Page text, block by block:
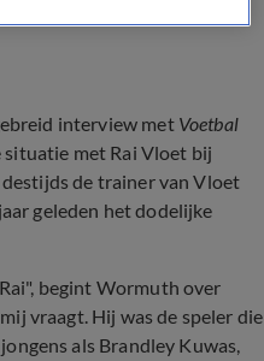
interview met Voetbal
met Rai Vloet bij
de trainer van Vloet
geleden het dodelijke
begint Wormuth over
vraagt. Hij was de speler die
als Brandley Kuwas,